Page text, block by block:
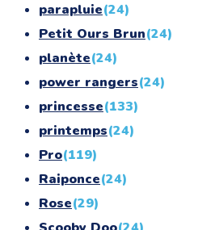
parapluie(24)
Petit Ours Brun(24)
planète(24)
power rangers(24)
princesse(133)
printemps(24)
Pro(119)
Raiponce(24)
Rose(29)